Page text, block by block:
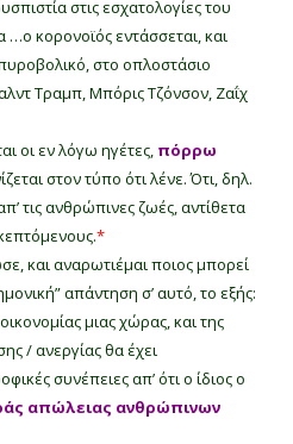
στις εσχατολογίες του
κορονοϊός εντάσσεται, και
στο οπλοστάσιο
Τραμπ, Μπόρις Τζόνσον, Ζαΐχ
οι εν λόγω ηγέτες, πόρρω
στον τύπο ότι λένε. Ότι, δηλ.
τις ανθρώπινες ζωές, αντίθετα
*
και αναρωτιέμαι ποιος μπορεί
απάντηση σ’ αυτό, το εξής:
μιας χώρας, και της
/ ανεργίας θα έχει
συνέπειες απ’ ότι ο ίδιος ο
απώλειας ανθρώπινων